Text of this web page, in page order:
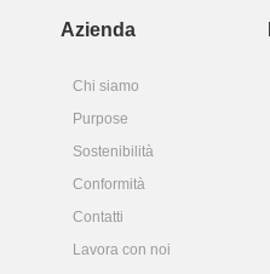
Azienda
Chi siamo
Purpose
Sostenibilità
Conformità
Contatti
Lavora con noi